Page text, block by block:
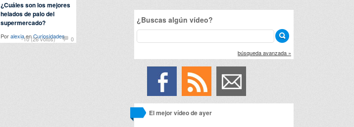
-10 (26 votos) 0
¿Cuáles son los mejores
helados de palo del
supermercado?
PoralexiaenCuriosidades
¿Buscas algún vídeo?
búsqueda avanzada »
El mejor vídeo de ayer